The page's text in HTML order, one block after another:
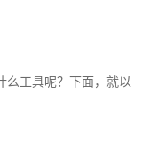
么工具呢？下面，就以